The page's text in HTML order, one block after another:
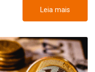
Leia mais